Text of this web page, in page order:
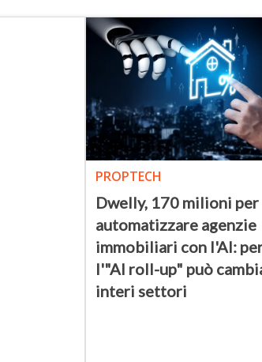
PROPTECH
Dwelly, 170 milioni per
automatizzare agenzie
immobiliari con l'AI:
l'"AI roll-up" può
interi settori